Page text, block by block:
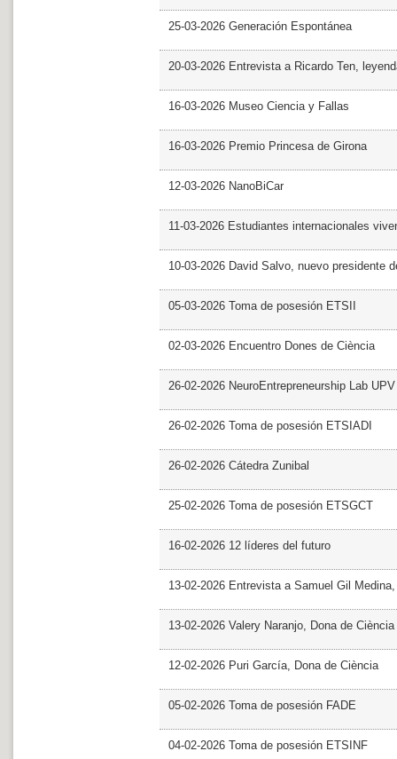
25-03-2026 Generación Espontánea
20-03-2026 Entrevista a Ricardo Ten,
16-03-2026 Museo Ciencia y Fallas
16-03-2026 Premio Princesa de Girona
12-03-2026 NanoBiCar
11-03-2026 Estudiantes internacionales
10-03-2026 David Salvo, nuevo presidente
05-03-2026 Toma de posesión ETSII
02-03-2026 Encuentro Dones de Ciència
26-02-2026 NeuroEntrepreneurship Lab UPV
26-02-2026 Toma de posesión ETSIADI
26-02-2026 Cátedra Zunibal
25-02-2026 Toma de posesión ETSGCT
16-02-2026 12 líderes del futuro
13-02-2026 Entrevista a Samuel Gil
13-02-2026 Valery Naranjo, Dona de Ciència
12-02-2026 Puri García, Dona de Ciència
05-02-2026 Toma de posesión FADE
04-02-2026 Toma de posesión ETSINF